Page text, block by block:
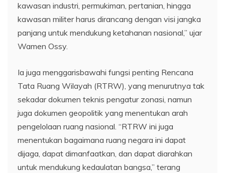
kawasan industri, permukiman, pertanian, hingga
kawasan militer harus dirancang dengan visi jangka
panjang untuk mendukung ketahanan nasional,” ujar
Wamen Ossy.
Ia juga menggarisbawahi fungsi penting Rencana
Tata Ruang Wilayah (RTRW), yang menurutnya tak
sekadar dokumen teknis pengatur zonasi, namun
juga dokumen geopolitik yang menentukan arah
pengelolaan ruang nasional. “RTRW ini juga
menentukan bagaimana ruang negara ini dapat
dijaga, dapat dimanfaatkan, dan dapat diarahkan
untuk mendukung kedaulatan bangsa,” terang